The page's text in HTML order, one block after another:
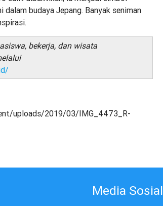
budaya Jepang. Banyak seniman
bekerja, dan wisata
uploads/2019/03/IMG_4473_R-
Media Sosial